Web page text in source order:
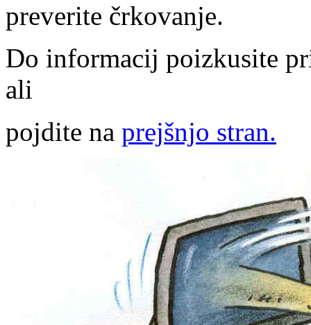
preverite črkovanje.
Do informacij poizkusite
ali
pojdite na prejšnjo stran.